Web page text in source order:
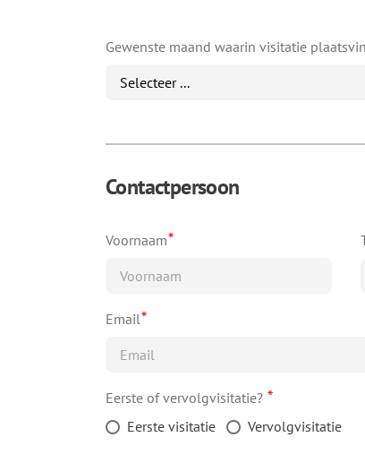
Gewenste maand waarin visitatie
Contactpersoon
Voornaam*
Email*
Eerste of vervolgvisitatie? *
Eerste visitatie Vervolgvisitatie